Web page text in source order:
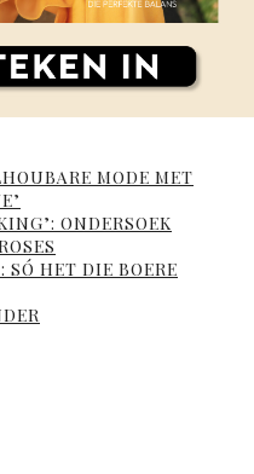
MODE MET
ONDERSOEK
SÓ HET DIE BOERE